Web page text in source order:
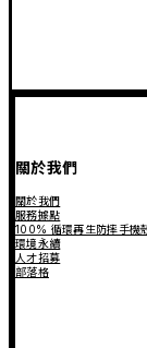
關於我們
關於我們
服務據點
100% 循環再生防摔手機
環境永續
人才招募
部落格